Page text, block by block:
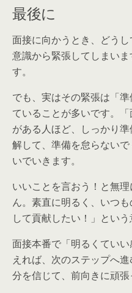
最後に
面接に向かうとき、どう
意識から緊張してしまい
す。
でも、実はその緊張は「
ていることが多いです。
がある人ほど、しっかり
解して、準備を怠らない
いでいきます。
いいことを言おう！と無
ん。素直に明るく、いつ
して貢献したい！」という
面接本番で「明るくてい
えれば、次のステップへ
分を信じて、前向きに頑張